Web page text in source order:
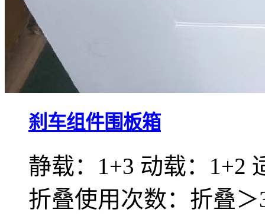
刹车组件围板箱
静载：1+3 动载：
折叠使用次数：折叠＞